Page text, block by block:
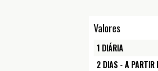
Valores
1 DIÁRIA
2 DIAS - A PARTIR